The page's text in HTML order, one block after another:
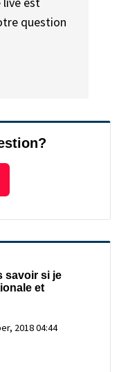
question
savoir si je
et
2018 04:44